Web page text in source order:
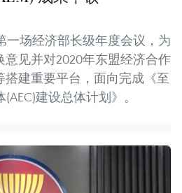
一场经济部长级年度会议，为
见并对2020年东盟经济合作
建重要平台，面向完成《至
建设总体计划》。